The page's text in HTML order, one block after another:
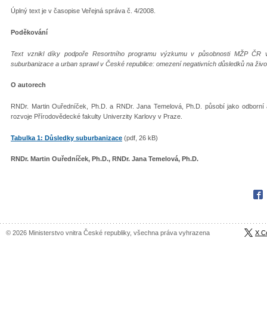
Úplný text je v časopise Veřejná správa č. 4/2008.
Poděkování
Text vznikl díky podpoře Resortního programu výzkumu v působnosti MŽP ČR
suburbanizace a urban sprawl v České republice: omezení negativních důsledků na
O autorech
RNDr. Martin Ouředníček, Ph.D. a RNDr. Jana Temelová, Ph.D. působí jako
rozvoje Přírodovědecké fakulty Univerzity Karlovy v Praze.
Tabulka 1: Důsledky suburbanizace (pdf, 26 kB)
RNDr. Martin Ouředníček, Ph.D., RNDr. Jana Temelová, Ph.D.
© 2026 Ministerstvo vnitra České republiky, všechna práva vyhrazena X